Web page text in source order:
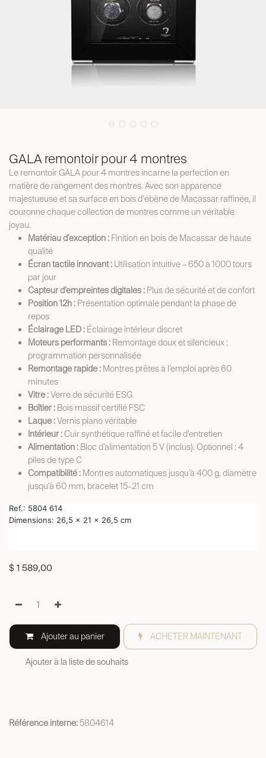
GALA remontoir pour 4 montres
Le remontoir GALA pour 4 montres incarne la perfection en
matière de rangement des montres. Avec son apparence
majestueuse et sa surface en bois d'ébène de Macassar raffinée, il
couronne chaque collection de montres comme un véritable
joyau.
Matériau d’exception : Finition en bois de Macassar de haute
qualité
Écran tactile innovant : Utilisation intuitive – 650 à 1000 tours
par jour
Capteur d’empreintes digitales : Plus de sécurité et deconfort
Position 12h : Présentation optimale pendant la phase de
repos
Éclairage LED : Éclairage intérieur discret
Moteurs performants : Remontage doux et silencieux ;
programmation personnalisée
Remontage rapide : Montres prêtes à l’emploi après 60
minutes
Vitre :Verre de sécurité ESG
Boîtier : Bois massif certifié FSC
Laque :Vernis piano véritable
Intérieur :Cuir synthétique raffiné et faciled’entretien
Alimentation : Bloc d’alimentation 5 V (inclus). Optionnel : 4
piles de typeC
Compatibilité : Montres automatiques jusqu’à 400 g, diamètre
jusqu’à 60 mm, bracelet 15–21 cm
Ref.: 5804 614
Dimensions: 26,5 x 21 x 26,5 cm
$ 1 589,00
Ajouter au panier ACHETER MAINTENANT
Ajouter à la liste de souhaits
Référence interne:5804614